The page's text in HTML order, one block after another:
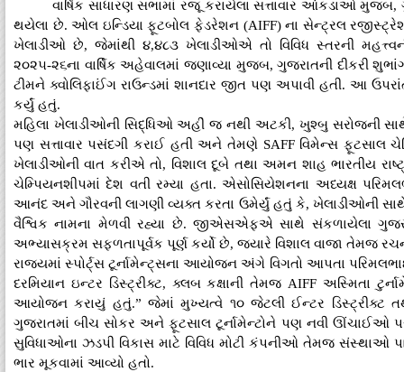
વાર્ષિક સાધારણ સભામાં રજૂ કરાયેલા સત્તાવાર આંકડાઓ
થયેલા છે. ઓલ ઇન્ડિયા ફૂટબોલ ફેડરેશન (AIFF) ના સેન્ટ્રલ
ખેલાડીઓ છે, જેમાંથી ૪,૪૮૩ ખેલાડીઓએ તો વિવિધ સ્તરની
૨૦૨૫-૨૬ના વાર્ષિક અહેવાલમાં જણાવ્યા મુજબ, ગુજરાતની દીકરી
ટીમને ક્વોલિફાઈંગ રાઉન્ડમાં શાનદાર જીત પણ અપાવી હતી. આ
કર્યું હતું.
મહિલા ખેલાડીઓની સિદ્ધિઓ અહીં જ નથી અટકી, ખુશ્બુ સરોજની સાથે
પણ સત્તાવાર પસંદગી કરાઈ હતી અને તેમણે SAFF વિમેન્સ ફૂટસાલ
ખેલાડીઓની વાત કરીએ તો, વિશાલ દૂબે તથા અમન શાહ ભારતીય
ચેમ્પિયનશીપમાં દેશ વતી રમ્યા હતા. એસોસિયેશનના અધ્યક્ષ
આનંદ અને ગૌરવની લાગણી વ્યક્ત કરતા ઉમેર્યું હતું કે, ખેલાડીઓની
વૈશ્વિક નામના મેળવી રહ્યા છે. જીએસએફએ સાથે સંકળાયેલા
અભ્યાસક્રમ સફળતાપૂર્વક પૂર્ણ કર્યો છે, જ્યારે વિશાલ વાજા તેમજ
રાજ્યમાં સ્પોર્ટ્સ ટૂર્નામેન્ટ્સના આયોજન અંગે વિગતો આપતા
દરમિયાન ઇન્ટર ડિસ્ટ્રીક્ટ, ક્લબ કક્ષાની તેમજ AIFF અસ્મિતા
આયોજન કરાયું હતું.” જેમાં મુખ્યત્વે ૧૦ જેટલી ઈન્ટર ડિસ્ટ્રીક્ટ
ગુજરાતમાં બીચ સોકર અને ફૂટસાલ ટૂર્નામેન્ટોને પણ નવી
સુવિધાઓના ઝડપી વિકાસ માટે વિવિધ મોટી કંપનીઓ તેમજ સંસ્થાઓ
ભાર મૂકવામાં આવ્યો હતો.